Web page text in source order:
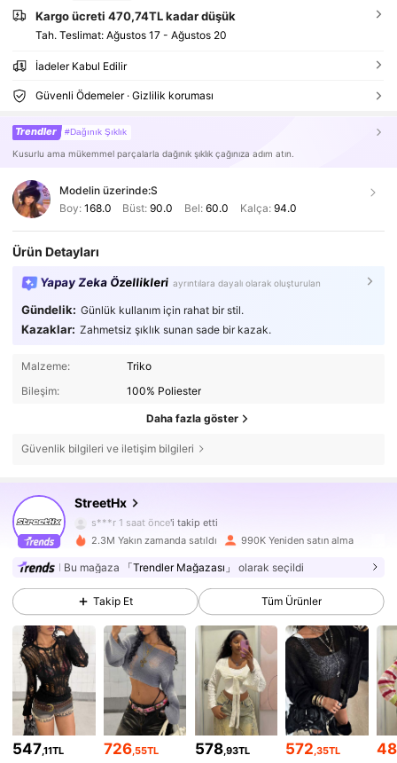
Kargo ücreti 470,74TL kadar düşük
Tah. Teslimat: Ağustos 17 - Ağustos 20
İadeler Kabul Edilir
Güvenli Ödemeler · Gizlilik koruması
Trendler #Dağınık Şıklık
Kusurlu ama mükemmel parçalarla dağınık şıklık çağınıza adım atın.
Modelin üzerinde:S
Boy: 168.0 Büst:90.0 Bel: 60.0 Kalça: 94.0
Ürün Detayları
Yapay Zeka Özellikleri ayrıntılara dayalı olarak oluşturulan
Gündelik: Günlük kullanım için rahat bir stil.
Kazaklar: Zahmetsiz şıklık sunan sade bir kazak.
Malzeme:
Triko
Bileşim:
100% Poliester
Daha fazla göster
Güvenlik bilgileri ve iletişim bilgileri
StreetHx
4,79
520K Takipçiler
s***r 1 saat önce'i takip etti
4,79 520K Takipçiler
4,79 520K Takipçiler
520K Takipçiler
520K Takipçiler
2.3M Yakın zamanda satıldı 990K Yeniden satın alma
Bu mağaza 「Trendler Mağazası」 olarak seçildi
Takip Et Tüm Ürünler
547,11TL 726,55TL 578,93TL 572,35TL